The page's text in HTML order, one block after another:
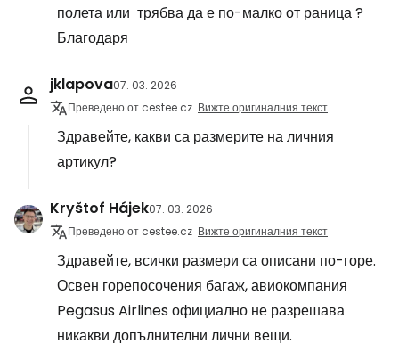
полета или трябва да е по-малко от раница ?
Благодаря
jklapova07. 03. 2026
Преведено от cestee.cz Вижте оригиналния текст
Здравейте, какви са размерите на личния
артикул?
Kryštof Hájek07. 03. 2026
Преведено от cestee.cz Вижте оригиналния текст
Здравейте, всички размери са описани по-горе.
Освен горепосочения багаж, авиокомпания
Pegasus Airlines официално не разрешава
никакви допълнителни лични вещи.